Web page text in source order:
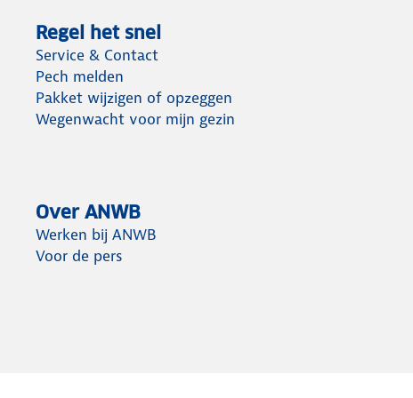
Regel het snel
Service & Contact
Pech melden
Pakket wijzigen of opzeggen
Wegenwacht voor mijn gezin
Over ANWB
Werken bij ANWB
Voor de pers